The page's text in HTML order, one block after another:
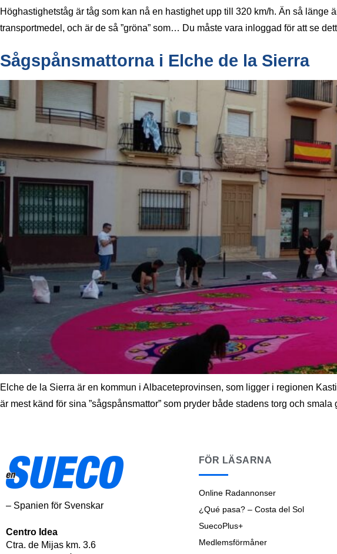
Höghastighetståg är tåg som kan nå en hastighet upp till 320 km/h. Än så
transportmedel, och är de så ”gröna” som… Du måste vara inloggad för att se
Sågspånsmattorna i Elche de la Sierra
Elche de la Sierra är en kommun i Albaceteprovinsen, som ligger i regionen
är mest känd för sina ”sågspånsmattor” som pryder både stadens torg och
– Spanien för Svenskar
Centro Idea
Ctra. de Mijas km. 3.6
FÖR LÄSARNA
Online Radannonser
¿Qué pasa? – Costa del Sol
SuecoPlus+
Medlemsförmåner